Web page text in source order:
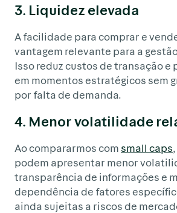
3. Liquidez elevada
A facilidade para comprar e
vantagem relevante para a
Isso reduz custos de transação
em momentos estratégicos sem
por falta de demanda.
4. Menor volatilidade
Ao compararmos com small caps
podem apresentar menor
transparência de informações e
dependência de fatores
ainda sujeitas a riscos de